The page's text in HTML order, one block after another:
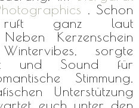
. Schon
ganz laut
Kerzenschein
sorgte
und Sound für
Stimmung.
Unterstützung